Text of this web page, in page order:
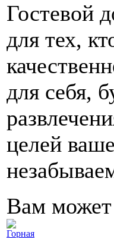
Гостевой
для тех,
для себя,
целей
Вам может
Горная